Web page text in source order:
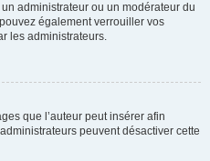
administrateur ou un modérateur du
également verrouiller vos
les administrateurs.
que l’auteur peut insérer afin
peuvent désactiver cette